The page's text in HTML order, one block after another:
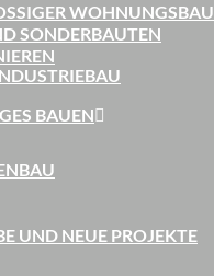
WOHNUNGSBAU
SONDERBAUTEN
BAUEN
UND NEUE PROJEKTE